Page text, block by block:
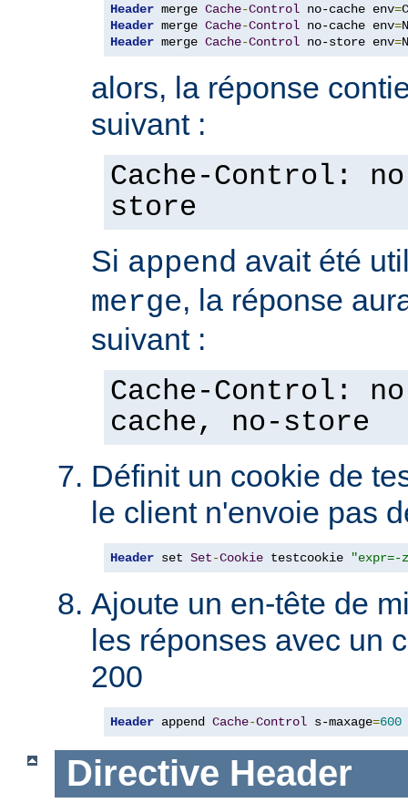
Header merge Cache-Control no-cache env=
Header merge Cache-Control no-cache env=
Header merge Cache-Control no-store env=
alors, la réponse
suivant :
Cache-Control:
store
Si append avait été
merge, la réponse
suivant :
Cache-Control:
cache, no-store
Définit un cookie de
le client n'envoie pas
Header set Set-Cookie testcookie "expr=-
Ajoute un en-tête de
les réponses avec un
200
Header append Cache-Control s-maxage=600
Directive Header